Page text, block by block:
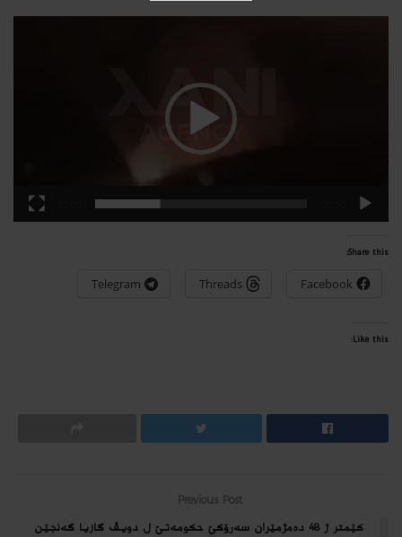
Share this:
Facebook
Threads
Telegram
Like this:
Previous Post
کێمتر ژ 48 دەمژمێران سەرۆکێ حکومەتێ ل دویڤ گازیا گەنجێن